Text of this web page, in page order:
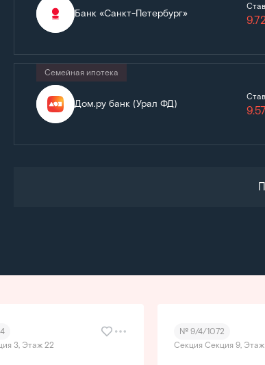
Банк «Санкт-Петербург»
Дом.ру банк (Урал ФД)
Семейная ипотека
3, Этаж 22
№ 9/4/1072
Секция Секция 9,